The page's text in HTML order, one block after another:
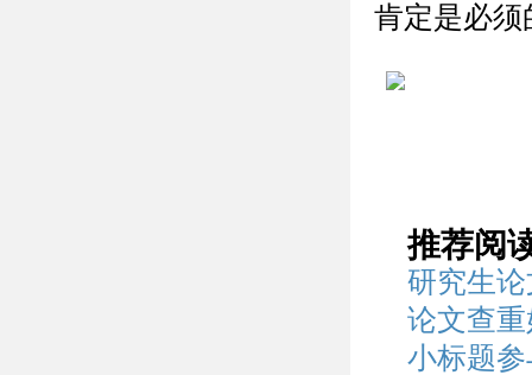
肯定是必须
推荐阅
研究生
论文查
小标题